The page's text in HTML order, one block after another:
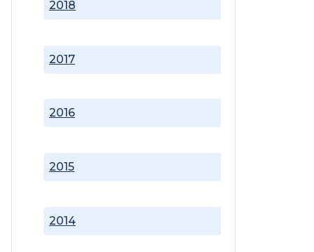
2014
2015
2016
2017
2018